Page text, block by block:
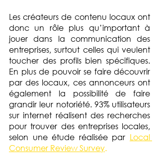
Les créateurs de contenu locaux ont
donc un rôle plus qu’important à
jouer dans la communication des
entreprises, surtout celles qui veulent
toucher des profils bien spécifiques.
En plus de pouvoir se faire découvrir
par des locaux, ces annonceurs ont
également la possibilité de faire
grandir leur notoriété. 93% utilisateurs
sur internet réalisent des recherches
pour trouver des entreprises locales,
selon une étude réalisée par Local
Consumer Review Survey.